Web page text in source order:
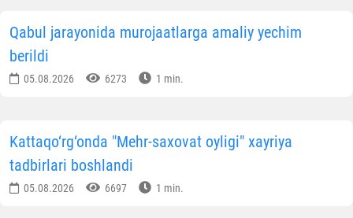
Qabul jarayonida murojaatlarga amaliy yechim
berildi
05.08.2026 6273 1 min.
Kattaqo‘rg‘onda "Mehr-saxovat oyligi" xayriya
tadbirlari boshlandi
05.08.2026 6697 1 min.